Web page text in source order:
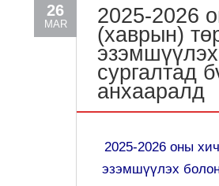
26
MAR
2025-2026
(хаврын)
сургалтад
анхааралд
2025-2026 оны
эзэмшүүлэх